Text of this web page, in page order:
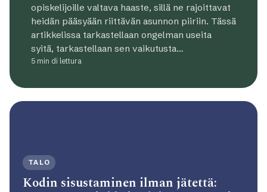
opiskelijoille valtava haaste, sillä ne rajoittavat
heidän pääsyään riittävän asunnon piiriin. Tässä
artikkelissa tarkastellaan ongelman useita
syitä, tarkastellaan sen vaikutusta…
5 min di lettura
TALO
Kodin sisustaminen ilman jätettä: